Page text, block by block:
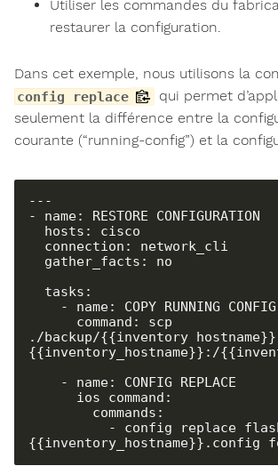
Utiliser les commandes du
restaurer la configuration.
Dans cet exemple, nous utilisons la
config replace
qui permet
seulement la différence entre la
courante (“running-config”) et la
---
- name: RESTORE CONFIGURATION
./backup/
{{inventory_hostname}}:/
{{inventory_hostname}}.config